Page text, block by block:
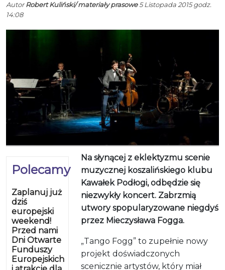
AutorRobert Kuliński/ materiały prasowe5 Listopada 2015 godz.
14:08
Polecamy
Zaplanuj już
dziś
europejski
weekend!
Przed nami
Dni Otwarte
Funduszy
Europejskich
Na słynącej z eklektyzmu scenie
muzycznej koszalińskiego klubu
Kawałek Podłogi, odbędzie się
niezwykły koncert. Zabrzmią
utwory spopularyzowane niegdyś
przez Mieczysława Fogga.
„Tango Fogg” to zupełnie nowy
projekt doświadczonych
scenicznie artystów, który miał